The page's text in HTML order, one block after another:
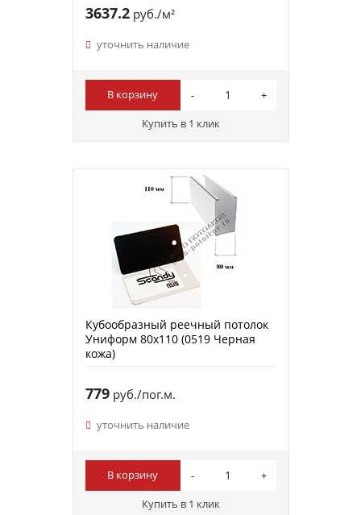
3637.2руб./м²
уточнить наличие
В корзину
Купить в 1 клик
Кубообразный реечный потолок
Униформ 80х110 (0519 Черная
кожа)
779руб./пог.м.
уточнить наличие
В корзину
Купить в 1 клик